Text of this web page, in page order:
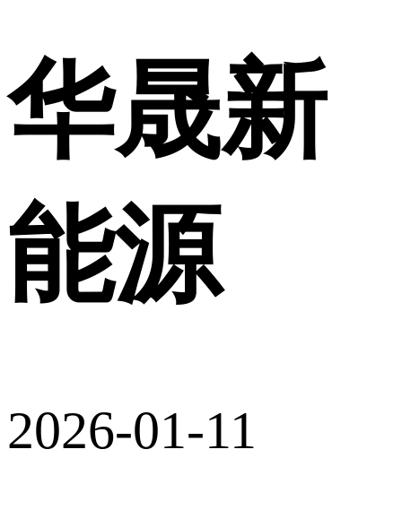
华晟新
能源
2026-01-11